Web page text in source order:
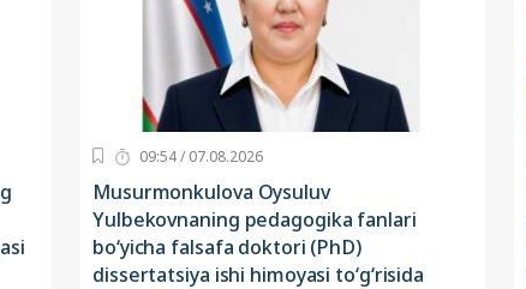
09:54 / 07.08.2026
Musurmonkulova Oysuluv
Yulbekovnaning pedagogika fanlari
bo‘yicha falsafa doktori (PhD)
dissertatsiya ishi himoyasi to‘g‘risida